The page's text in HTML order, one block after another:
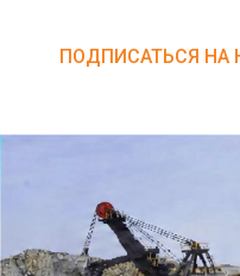
ПОДПИСАТЬСЯ НА